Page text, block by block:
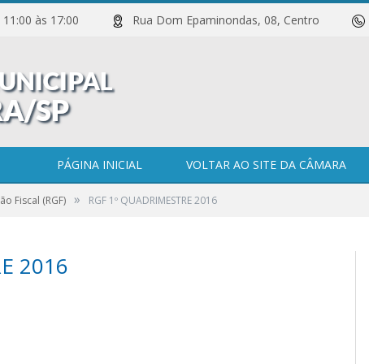
11:00 às 17:00 Rua Dom Epaminondas, 08, Centro
PÁGINA INICIAL VOLTAR AO SITE DA CÂMARA
Fiscal (RGF) » RGF 1º QUADRIMESTRE 2016
2016